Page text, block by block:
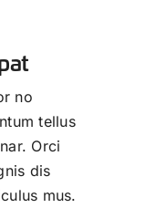
no
tellus
Orci
dis
mus.